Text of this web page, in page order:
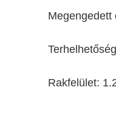
Megengedett
Rakfelület: